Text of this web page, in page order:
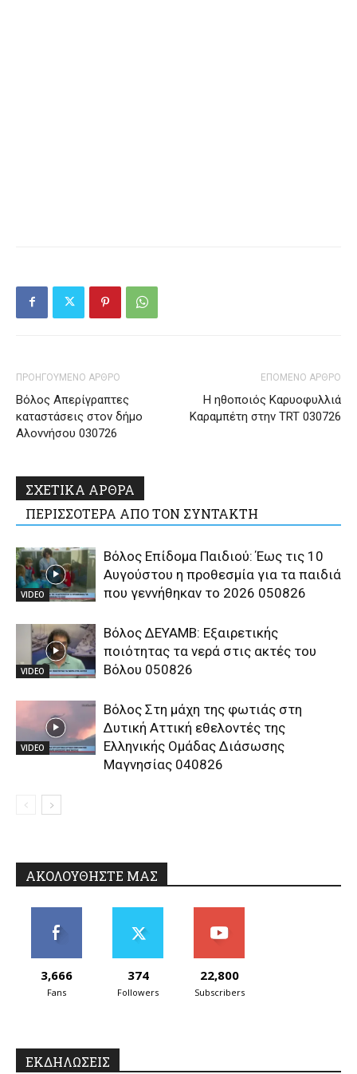
ΠΡΟΗΓΟΥΜΕΝΟ ΑΡΘΡΟ
Βόλος Απερίγραπτες
καταστάσεις στον δήμο
Αλοννήσου 030726
ΕΠΟΜΕΝΟ ΑΡΘΡΟ
Η ηθοποιός Καρυοφυλλιά
Καραμπέτη στην TRT 030726
ΣΧΕΤΙΚΑ ΑΡΘΡΑ
ΠΕΡΙΣΣΟΤΕΡΑ ΑΠΟ ΤΟΝ ΣΥΝΤΑΚΤΗ
VIDEO
Βόλος Επίδομα Παιδιού: Έως τις 10
Αυγούστου η προθεσμία για τα παιδιά
που γεννήθηκαν το 2026 050826
VIDEO
Βόλος ΔΕΥΑΜΒ: Εξαιρετικής
ποιότητας τα νερά στις ακτές του
Βόλου 050826
VIDEO
Βόλος Στη μάχη της φωτιάς στη
Δυτική Αττική εθελοντές της
Ελληνικής Ομάδας Διάσωσης
Μαγνησίας 040826
ΑΚΟΛΟΥΘΗΣΤΕ ΜΑΣ
3,666
Fans
374
Followers
22,800
Subscribers
ΕΚΔΗΛΩΣΕΙΣ